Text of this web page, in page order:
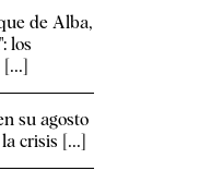
de Alba,
los
su agosto
crisis [...]